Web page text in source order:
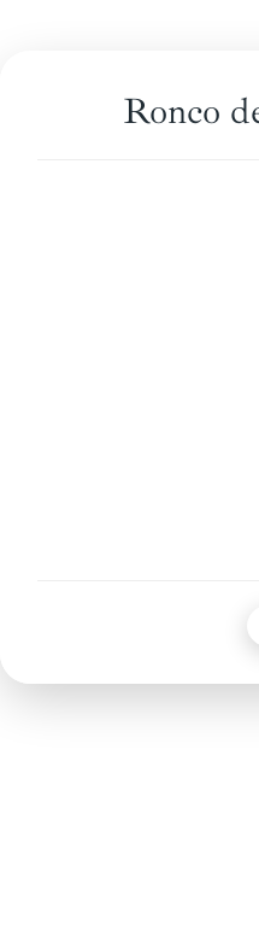
Ronco